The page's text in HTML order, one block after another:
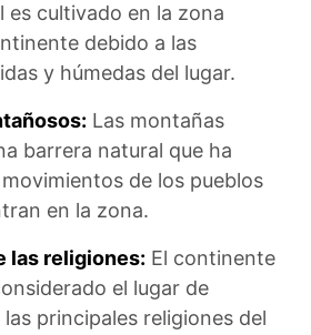
es cultivado en la zona
debido a las
y húmedas del lugar.
Las montañas
barrera natural que ha
de los pueblos
en la zona.
las religiones: El continente
el lugar de
principales religiones del